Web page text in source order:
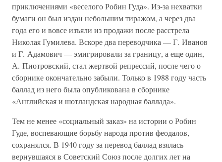
приключениями «веселого Робин Гуда». Из-за нехватки
бумаги он был издан небольшим тиражом, а через два
года его и вовсе изъяли из продажи после расстрела
Николая Гумилева. Вскоре два переводчика — Г. Иванов
и Г. Адамович — эмигрировали за границу, а еще один,
А. Пиотровский, стал жертвой репрессий, после чего о
сборнике окончательно забыли. Только в 1988 году часть
баллад из него была опубликована в сборнике
«Английская и шотландская народная баллада».
Тем не менее «социальный заказ» на истории о Робин
Гуде, воспевающие борьбу народа против феодалов,
сохранялся. В 1940 году за перевод баллад взялась
вернувшаяся в Советский Союз после долгих лет на